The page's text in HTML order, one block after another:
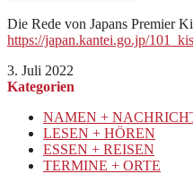
Die Rede von Japans Premier
https://japan.kantei.go.jp/
3. Juli 2022
Kategorien
NAMEN +
LESEN + HÖREN
ESSEN + REISEN
TERMINE + ORTE